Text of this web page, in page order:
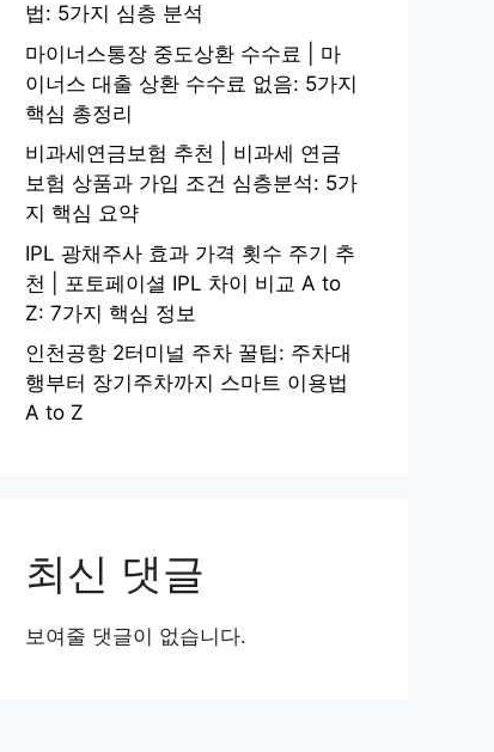
법: 5가지 심층 분석
마이너스통장 중도상환 수수료 | 마
이너스 대출 상환 수수료 없음: 5가지
핵심 총정리
비과세연금보험 추천 | 비과세 연금
보험 상품과 가입 조건 심층분석: 5가
지 핵심 요약
IPL 광채주사 효과 가격 횟수 주기 추
천 | 포토페이셜 IPL 차이 비교 A to
Z: 7가지 핵심 정보
인천공항 2터미널 주차 꿀팁: 주차대
행부터 장기주차까지 스마트 이용법
A to Z
최신 댓글
보여줄 댓글이 없습니다.